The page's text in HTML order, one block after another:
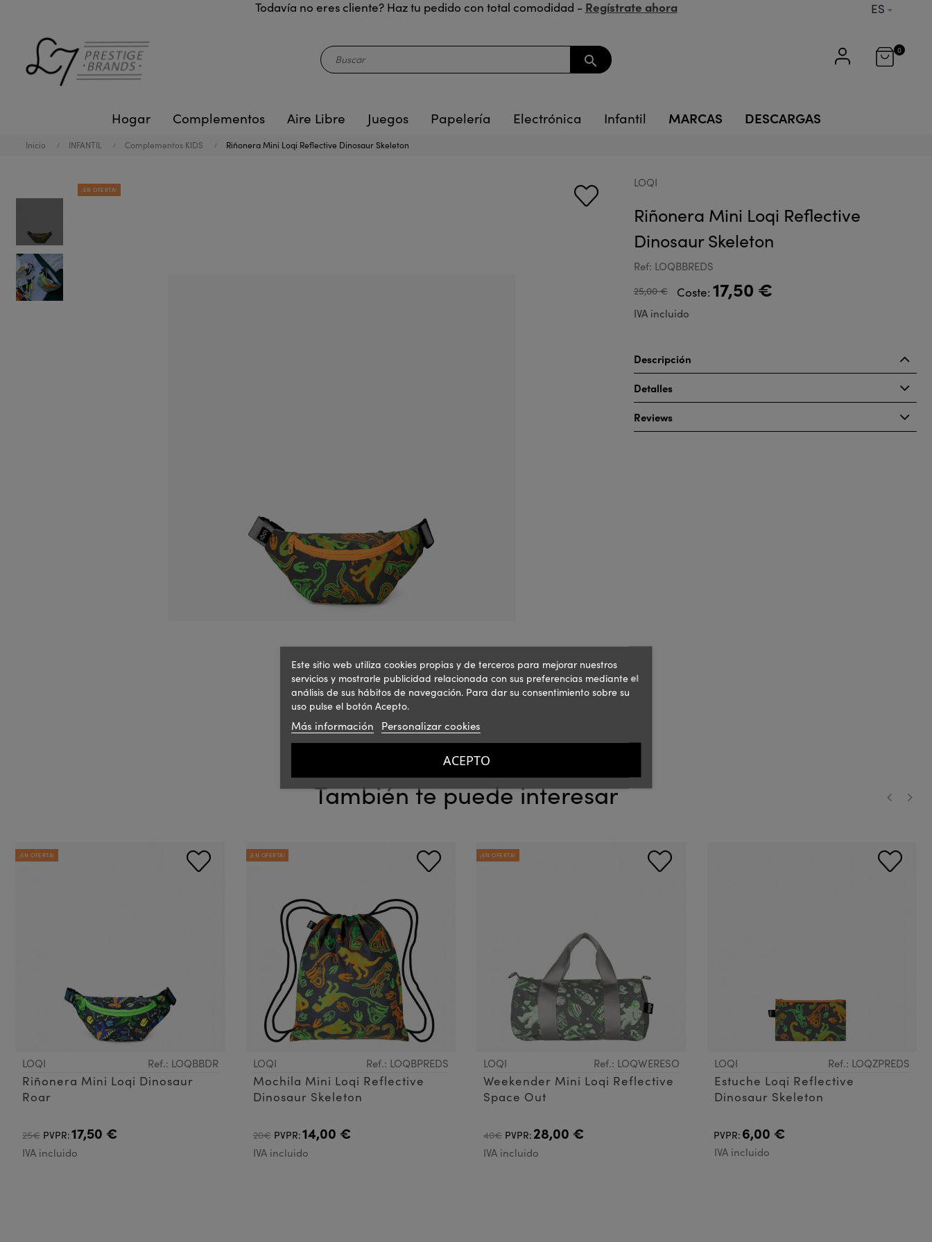
Todavía no eres cliente? Haz tu pedido con total comodidad - Regístrate ahora ES
search
0
Hogar Complementos Aire Libre Juegos Papelería Electrónica Infantil MARCAS DESCARGAS
Inicio INFANTIL Complementos KIDS Riñonera Mini Loqi Reflective Dinosaur Skeleton
¡EN OFERTA!
LOQI
Riñonera Mini Loqi Reflective
Dinosaur Skeleton
Ref: LOQBBREDS
25,00 € Coste: 17,50 €
IVA incluido
Descripción
Detalles
Reviews
También te puede interesar
¡EN OFERTA!
LOQI Ref.: LOQBBDR
Riñonera Mini Loqi Dinosaur
Roar
25€ PVPR:17,50 €
IVA incluido
¡EN OFERTA!
LOQI Ref.: LOQBPREDS
Mochila Mini Loqi Reflective
Dinosaur Skeleton
20€ PVPR:14,00 €
IVA incluido
¡EN OFERTA!
LOQI Ref.: LOQWERESO
Weekender Mini Loqi Reflective
Space Out
40€ PVPR: 28,00 €
IVA incluido
LOQI Ref.: LOQZPREDS
Estuche Loqi Reflective
Dinosaur Skeleton
PVPR: 6,00 €
IVA incluido
Este sitio web utiliza cookies propias y de terceros para mejorar nuestros
servicios y mostrarle publicidad relacionada con sus preferencias mediante el
análisis de sus hábitos de navegación. Para dar su consentimiento sobre su
uso pulse el botón Acepto.
Más información Personalizar cookies
ACEPTO